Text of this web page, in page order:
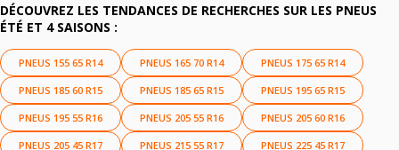
DÉCOUVREZ LES TENDANCES DE RECHERCHES SUR LES PNEUS
ÉTÉ ET 4 SAISONS :
PNEUS 155 65 R14 PNEUS 165 70 R14 PNEUS 175 65 R14
PNEUS 185 60 R15 PNEUS 185 65 R15 PNEUS 195 65 R15
PNEUS 195 55 R16 PNEUS 205 55 R16 PNEUS 205 60 R16
PNEUS 205 45 R17 PNEUS 215 55 R17 PNEUS 225 45 R17